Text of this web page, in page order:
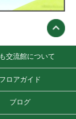
交流館について
フロアガイド
ブログ